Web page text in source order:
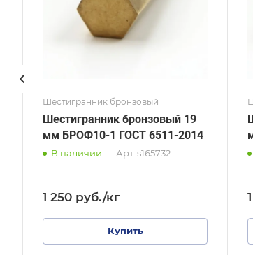
Шестигранник бронзовый
Шестигранник бронзовый 19
мм БРОФ10-1 ГОСТ 6511-2014
В наличии Арт. s165732
1 250 руб./кг
Купить